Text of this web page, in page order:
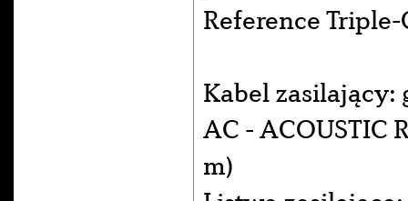
Reference
Kabel
AC - ACOUSTIC
m)